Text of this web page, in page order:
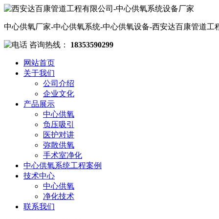
中心供氧厂家-中心供氧系统-中心供氧设备-西安达百康管道工
咨询热线： 18353590299
网站首页
关于我们
公司介绍
企业文化
产品展示
中心供氧
负压吸引
医护对讲
弥散供氧
手术室净化
中心供氧系统工程案例
技术中心
中心供氧
净化技术
联系我们